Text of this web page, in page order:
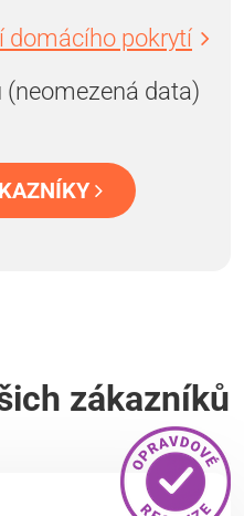
domácího pokrytí
data)
zákazníků